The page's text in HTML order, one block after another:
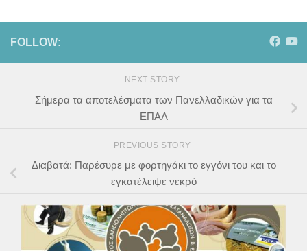
FOLLOW:
NEXT STORY
Σήμερα τα αποτελέσματα των Πανελλαδικών για τα
ΕΠΑΛ
PREVIOUS STORY
Διαβατά: Παρέσυρε με φορτηγάκι το εγγόνι του και το
εγκατέλειψε νεκρό